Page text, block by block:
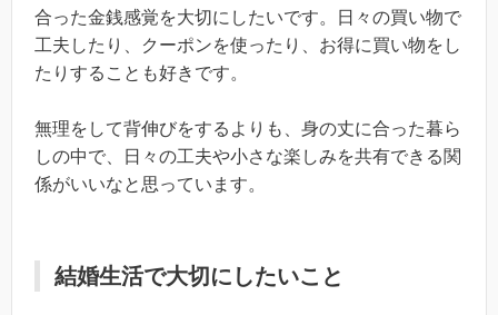
合った金銭感覚を大切にしたいです。日々の買い物で
工夫したり、クーポンを使ったり、お得に買い物をし
たりすることも好きです。
無理をして背伸びをするよりも、身の丈に合った暮ら
しの中で、日々の工夫や小さな楽しみを共有できる関
係がいいなと思っています。
結婚生活で大切にしたいこと